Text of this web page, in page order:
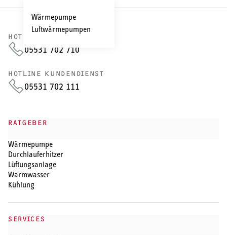
Wärmepumpe
Luftwärmepumpen
HOTLINE VERTRIEB
05531 702 710
HOTLINE KUNDENDIENST
05531 702 111
RATGEBER
Wärmepumpe
Durchlauferhitzer
Lüftungsanlage
Warmwasser
Kühlung
SERVICES